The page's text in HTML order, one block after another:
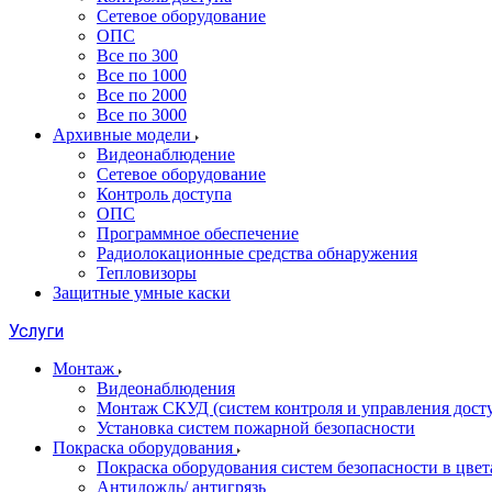
Сетевое оборудование
ОПС
Все по 300
Все по 1000
Все по 2000
Все по 3000
Архивные модели
Видеонаблюдение
Сетевое оборудование
Контроль доступа
ОПС
Программное обеспечение
Радиолокационные средства обнаружения
Тепловизоры
Защитные умные каски
Услуги
Монтаж
Видеонаблюдения
Монтаж СКУД (систем контроля и управления
Установка систем пожарной безопасности
Покраска оборудования
Покраска оборудования систем безопасности в
Антидождь/ антигрязь